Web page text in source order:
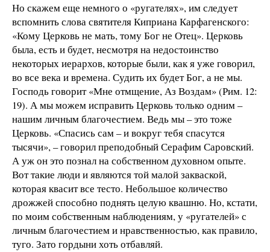
Но скажем еще немного о «ругателях», им следует
вспомнить слова святителя Киприана Карфагенского:
«Кому Церковь не мать, тому Бог не Отец». Церковь
была, есть и будет, несмотря на недостоинство
некоторых иерархов, которые были, как я уже говорил,
во все века и времена. Судить их будет Бог, а не мы.
Господь говорит «Мне отмщение, Аз Воздам» (Рим. 12:
19). А мы можем исправить Церковь только одним –
нашим личным благочестием. Ведь мы – это тоже
Церковь. «Спасись сам – и вокруг тебя спасутся
тысячи», – говорил преподобный Серафим Саровский.
А уж он это познал на собственном духовном опыте.
Вот такие люди и являются той малой закваской,
которая квасит все тесто. Небольшое количество
дрожжей способно поднять целую квашню. Но, кстати,
по моим собственным наблюдениям, у «ругателей» с
личным благочестием и нравственностью, как правило,
туго. Зато гордыни хоть отбавляй.